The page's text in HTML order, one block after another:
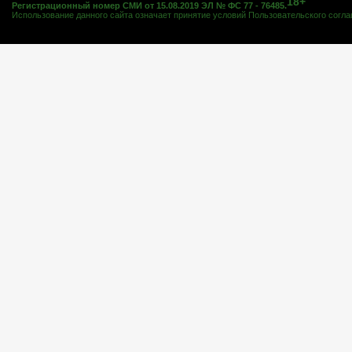
Регистрационный номер СМИ от 15.08.2019 ЭЛ № ФС 77 - 76485.
Использование данного сайта означает принятие условий Пользовательского